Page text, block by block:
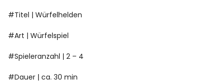
#Titel | Würfelhelden
#Art | Würfelspiel
#Spieleranzahl | 2 – 4
#Dauer | ca. 30 min